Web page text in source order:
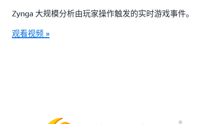
Zynga 大规模分析由玩家操作触发的实时游戏事件。
观看视频 »